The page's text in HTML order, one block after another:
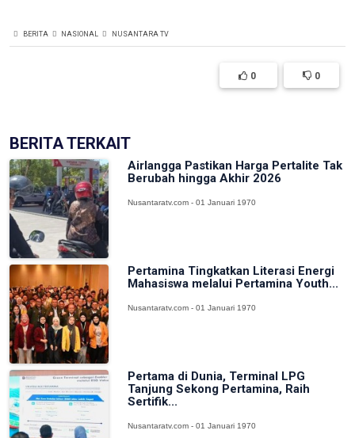
BERITA NASIONAL NUSANTARA TV
0 0
BERITA TERKAIT
Airlangga Pastikan Harga Pertalite Tak
Berubah hingga Akhir 2026
Nusantaratv.com - 01 Januari 1970
Pertamina Tingkatkan Literasi Energi
Mahasiswa melalui Pertamina Youth...
Nusantaratv.com - 01 Januari 1970
Pertama di Dunia, Terminal LPG
Tanjung Sekong Pertamina, Raih
Sertifik...
Nusantaratv.com - 01 Januari 1970